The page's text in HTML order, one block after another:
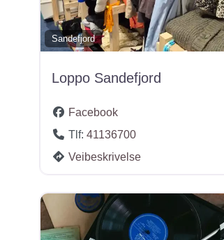
Sandefjord
Loppo Sandefjord
Facebook
Tlf: 41136700
Veibeskrivelse